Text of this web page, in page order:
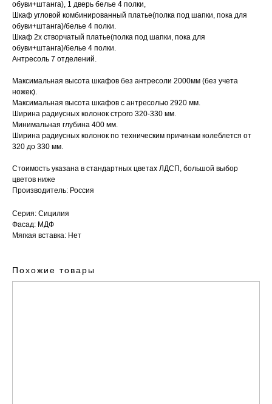
обуви+штанга), 1 дверь белье 4 полки,
Шкаф угловой комбинированный платье(полка под шапки, пока для
обуви+штанга)/белье 4 полки.
Шкаф 2х створчатый платье(полка под шапки, пока для
обуви+штанга)/белье 4 полки.
Антресоль 7 отделений.
Максимальная высота шкафов без антресоли 2000мм (без учета
ножек).
Максимальная высота шкафов с антресолью 2920 мм.
Ширина радиусных колонок строго 320-330 мм.
Минимальная глубина 400 мм.
Ширина радиусных колонок по техническим причинам колеблется от
320 до 330 мм.
Стоимость указана в стандартных цветах ЛДСП, большой выбор
цветов ниже
Производитель: Россия
Серия: Сицилия
Фасад: МДФ
Мягкая вставка: Нет
Похожие товары